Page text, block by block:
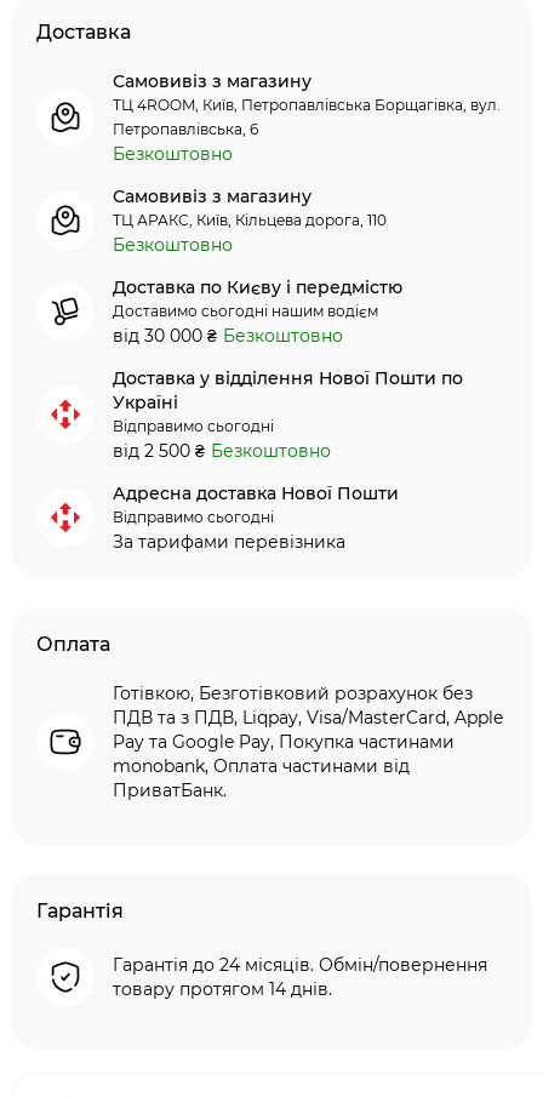
Доставка
Самовивіз з магазину
ТЦ 4ROOM, Київ, Петропавлівська Борщагівка, вул.
Петропавлівська, 6
Безкоштовно
Самовивіз з магазину
ТЦ АРАКС, Київ, Кільцева дорога, 110
Безкоштовно
Доставка по Києву і передмістю
Доставимо сьогодні нашим водієм
від 30 000 ₴ Безкоштовно
Доставка у відділення Нової Пошти по
Україні
Відправимо сьогодні
від 2 500 ₴ Безкоштовно
Адресна доставка Нової Пошти
Відправимо сьогодні
За тарифами перевізника
Оплата
Готівкою, Безготівковий розрахунок без
ПДВ та з ПДВ, Liqpay, Visa/MasterCard, Apple
Pay та Google Pay, Покупка частинами
monobank, Оплата частинами від
ПриватБанк.
Гарантія
Гарантія до 24 місяців. Обмін/повернення
товару протягом 14 днів.